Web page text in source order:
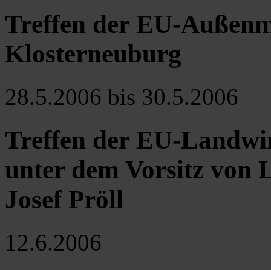
Treffen der EU-
Klosterneuburg
28.5.2006 bis 30.5.2006
Treffen der EU-
unter dem Vorsitz von
Josef Pröll
12.6.2006